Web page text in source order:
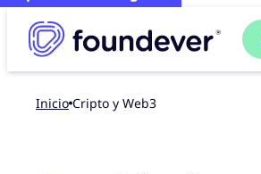
Inicio Cripto y Web3